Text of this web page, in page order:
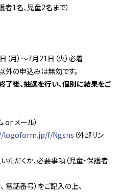
、児童2名まで）
）～7月21日（火）必着
の申込みは無効です。
了後、抽選を行い、個別に結果をご
メール）
logoform.jp/f/Ngsns （外部リン
ただくか、必要事項（児童・保護者
号）をご記入の上、